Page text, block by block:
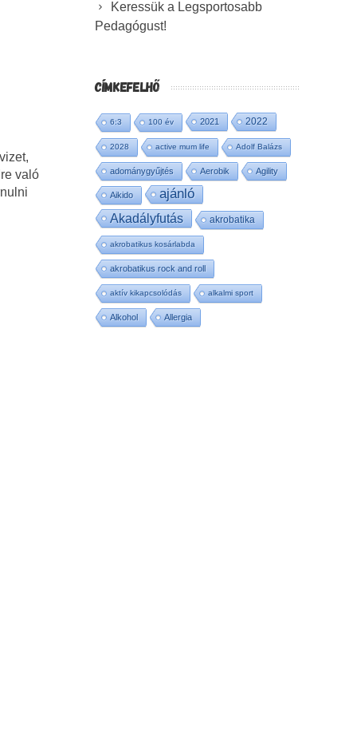
való
Keressük a Legsportosabb
Pedagógust!
CÍMKEFELHŐ
6:3 100 év 2021 2022
2028 active mum life Adolf Balázs
adománygyűjtés Aerobik Agility
Aikido ajánló
Akadályfutás akrobatika
akrobatikus kosárlabda
akrobatikus rock and roll
aktív kikapcsolódás alkalmi sport
Alkohol Allergia